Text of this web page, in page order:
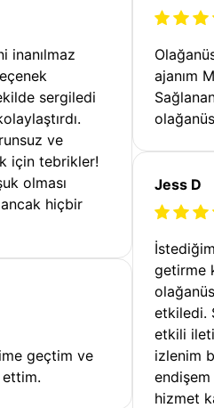
inanılmaz
sergiledi
ve
için tebrikler!
olması
ancak hiçbir
geçtim ve
ettim.
ajanım
Jess D
getirme
etkiledi.
etkili
izlenim
endişem
hizmet